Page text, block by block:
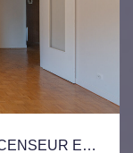
NANCY APPARTEMENT AVEC ASCENSEUR EN BON ÉTAT